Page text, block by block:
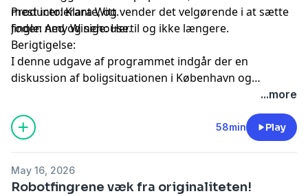
mest intolerante, og vender det velgørende i at sætte
foden ned og sige: Hertil og ikke længere.
Producer: Klara Witt.
Jingle: Amy Winehouse.
Berigtigelse:
I denne udgave af programmet indgår der en
diskussion af boligsituationen i København og
Københavnsområdet. Her blev det nævnt, at "det er
dem, der kender nogen, der kender nogen, der
kommer ind" på andelsmarkedet og i det almene
boligbyggeri. DR skal præcisere at, det er
en almen bolig, og hvordan boligerne udlejes.
...more
58min Play
May 16, 2026
Robotfingrene væk fra originaliteten!